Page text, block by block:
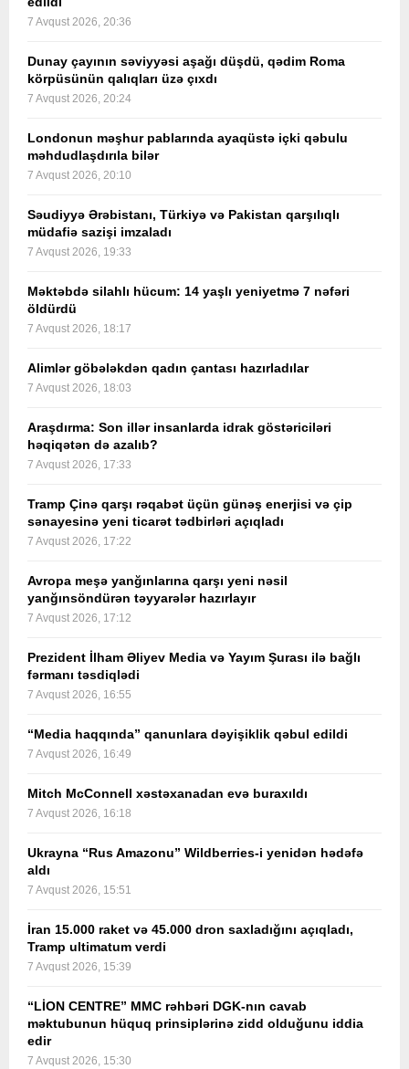
7 Avqust 2026, 20:36
Dunay çayının səviyyəsi aşağı düşdü, qədim Roma
körpüsünün qalıqları üzə çıxdı
7 Avqust 2026, 20:24
Londonun məşhur pablarında ayaqüstə içki qəbulu
məhdudlaşdırıla bilər
7 Avqust 2026, 20:10
Səudiyyə Ərəbistanı, Türkiyə və Pakistan qarşılıqlı
müdafiə sazişi imzaladı
7 Avqust 2026, 19:33
Məktəbdə silahlı hücum: 14 yaşlı yeniyetmə 7 nəfəri
öldürdü
7 Avqust 2026, 18:17
Alimlər göbələkdən qadın çantası hazırladılar
7 Avqust 2026, 18:03
Araşdırma: Son illər insanlarda idrak göstəriciləri
həqiqətən də azalıb?
7 Avqust 2026, 17:33
Tramp Çinə qarşı rəqabət üçün günəş enerjisi və çip
sənayesinə yeni ticarət tədbirləri açıqladı
7 Avqust 2026, 17:22
Avropa meşə yanğınlarına qarşı yeni nəsil
yanğınsöndürən təyyarələr hazırlayır
7 Avqust 2026, 17:12
Prezident İlham Əliyev Media və Yayım Şurası ilə bağlı
fərmanı təsdiqlədi
7 Avqust 2026, 16:55
“Media haqqında” qanunlara dəyişiklik qəbul edildi
7 Avqust 2026, 16:49
Mitch McConnell xəstəxanadan evə buraxıldı
7 Avqust 2026, 16:18
Ukrayna “Rus Amazonu” Wildberries-i yenidən hədəfə
aldı
7 Avqust 2026, 15:51
İran 15.000 raket və 45.000 dron saxladığını açıqladı,
Tramp ultimatum verdi
7 Avqust 2026, 15:39
“LİON CENTRE” MMC rəhbəri DGK-nın cavab
məktubunun hüquq prinsiplərinə zidd olduğunu iddia
edir
7 Avqust 2026, 15:30